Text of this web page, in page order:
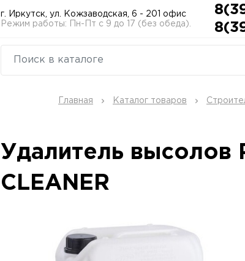
г. Иркутск, ул. Кожзаводская, 6 - 201 офис
Режим работы: Пн-Пт с 9 до 17 (без обеда).
Главная Каталог товаров
Удалитель высолов
CLEANER